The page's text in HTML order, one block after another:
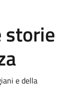
storie
e della